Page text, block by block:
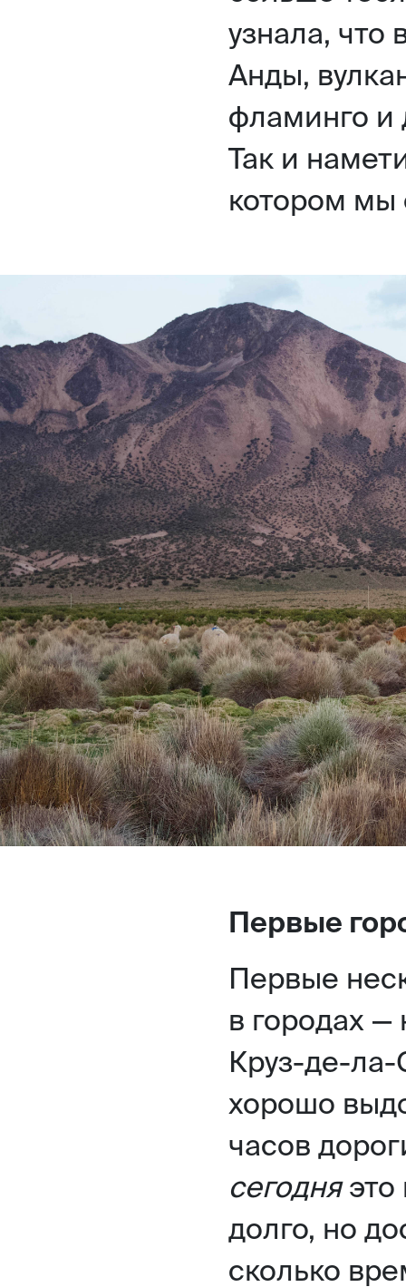
узнала, что
Анды,
фламинго и
Так и
котором мы
Первые
Первые
в городах —
Круз-де-
хорошо
часов
сегодняэто
долго, но
сколько